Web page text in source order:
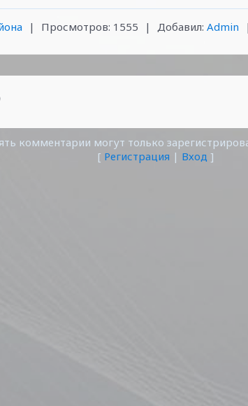
| Просмотров: 1555 | Добавил: Admin |
комментарии могут только
[ Регистрация | Вход ]